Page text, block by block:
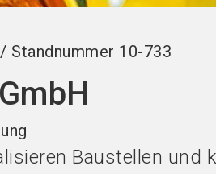
/ Standnummer 10-733
Baustellen und